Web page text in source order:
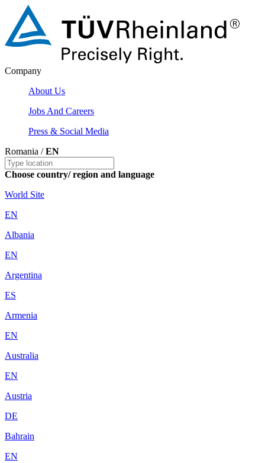
Company
About Us
Jobs And Careers
Press & Social Media
Romania /EN
Choose country/ region and language
World Site
EN
Albania
EN
Argentina
ES
Armenia
EN
Australia
EN
Austria
DE
Bahrain
EN